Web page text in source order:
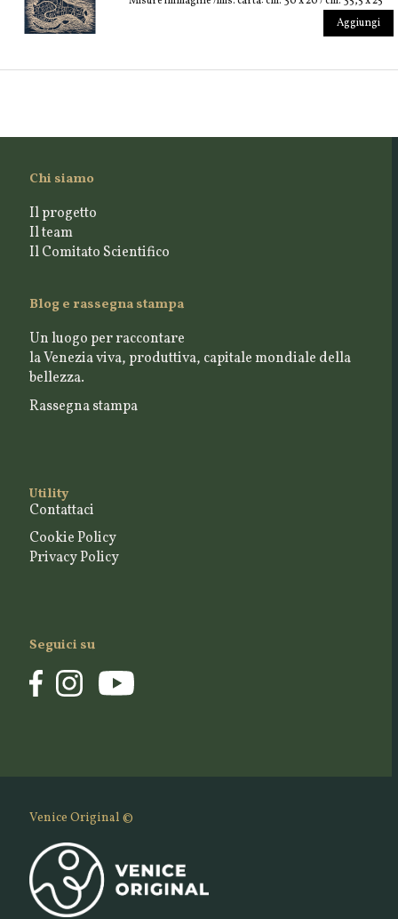
Aggiungi
Chi siamo
Il progetto
Il team
Il Comitato Scientifico
Blog e rassegna stampa
Un luogo per raccontare
la Venezia viva, produttiva, capitale mondiale della
bellezza.
Rassegna stampa
Utility
Contattaci
Cookie Policy
Privacy Policy
Seguici su
Venice Original ©